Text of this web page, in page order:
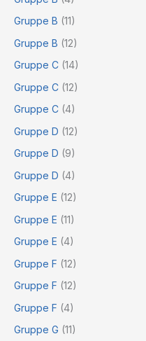
Gruppe B (11)
Gruppe B (12)
Gruppe C (14)
Gruppe C (12)
Gruppe C (4)
Gruppe D (12)
Gruppe D (9)
Gruppe D (4)
Gruppe E (12)
Gruppe E (11)
Gruppe E (4)
Gruppe F (12)
Gruppe F (12)
Gruppe F (4)
Gruppe G (11)